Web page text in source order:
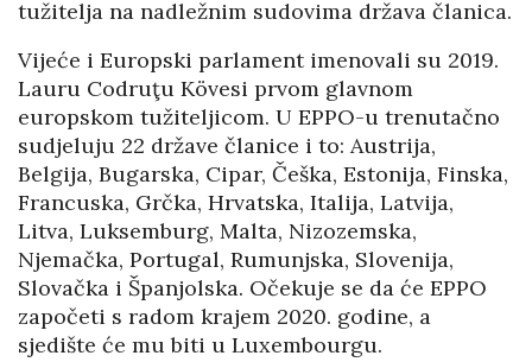
tužitelja na nadležnim sudovima država članica.
Vijeće i Europski parlament imenovali su 2019.
Lauru Codruţu Kövesi prvom glavnom
europskom tužiteljicom. U EPPO-u trenutačno
sudjeluju 22 države članice i to: Austrija,
Belgija, Bugarska, Cipar, Češka, Estonija, Finska,
Francuska, Grčka, Hrvatska, Italija, Latvija,
Litva, Luksemburg, Malta, Nizozemska,
Njemačka, Portugal, Rumunjska, Slovenija,
Slovačka i Španjolska. Očekuje se da će EPPO
započeti s radom krajem 2020. godine, a
sjedište će mu biti u Luxembourgu.